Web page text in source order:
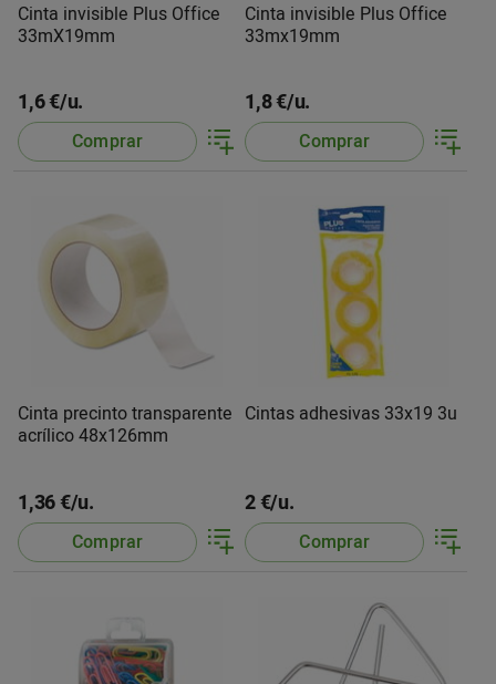
Cinta invisible Plus Office
33mX19mm
1,6 €/u.
Comprar
Cinta invisible Plus Office
33mx19mm
1,8 €/u.
Comprar
Cinta precinto transparente
acrílico 48x126mm
1,36 €/u.
Comprar
Cintas adhesivas 33x19 3u
2 €/u.
Comprar